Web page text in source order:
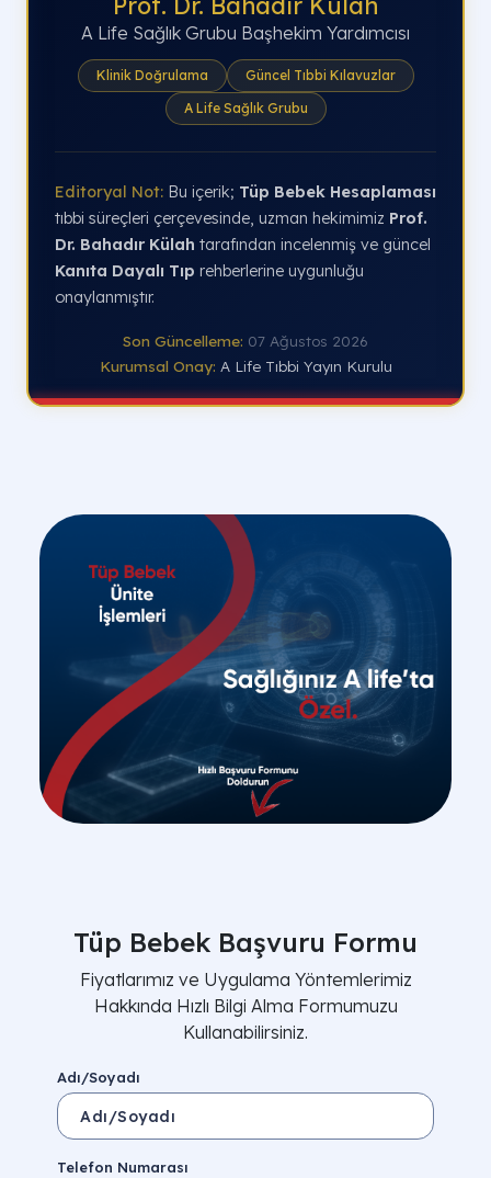
A Life Sağlık Grubu Başhekim Yardımcısı
Klinik Doğrulama
Güncel Tıbbi Kılavuzlar
A Life Sağlık Grubu
Editoryal Not: Bu içerik; Tüp Bebek Hesaplaması
tıbbi süreçleri çerçevesinde, uzman hekimimiz Prof.
Dr. Bahadır Külah tarafından incelenmiş ve güncel
Kanıta Dayalı Tıp rehberlerine uygunluğu
onaylanmıştır.
Son Güncelleme: 07 Ağustos 2026
Kurumsal Onay: A Life Tıbbi Yayın Kurulu
Tüp Bebek Başvuru Formu
Fiyatlarımız ve Uygulama Yöntemlerimiz
Hakkında Hızlı Bilgi Alma Formumuzu
Kullanabilirsiniz.
Adı/Soyadı
Telefon Numarası